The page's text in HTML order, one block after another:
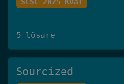
SCSC 2025 Kval
5 lösare
Sourcized